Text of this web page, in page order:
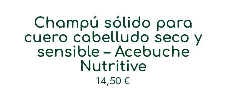
Champú sólido para
cuero cabelludo seco y
sensible – Acebuche
Nutritive
14,50 €